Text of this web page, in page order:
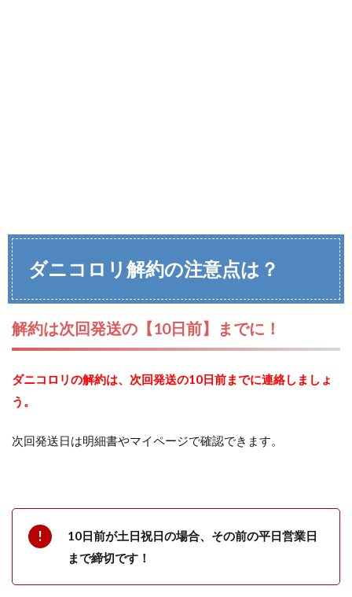
ダニコロリ解約の注意点は？
解約は次回発送の【10日前】までに！
ダニコロリの解約は、次回発送の10日前までに連絡しましょ
う。
次回発送日は明細書やマイページで確認できます。
10日前が土日祝日の場合、その前の平日営業日
まで締切です！